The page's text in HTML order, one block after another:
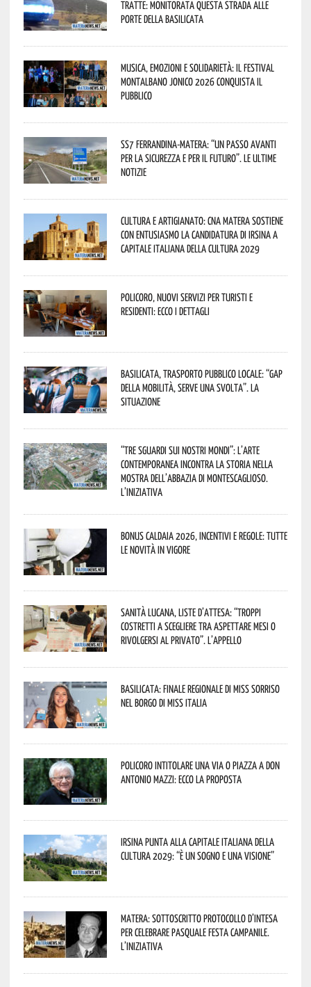
tratte: monitorata questa strada alle
porte della Basilicata
Musica, emozioni e solidarietà: il Festival
Montalbano Jonico 2026 conquista il
pubblico
SS7 Ferrandina-Matera: “Un passo avanti
per la sicurezza e per il futuro”. Le ultime
notizie
Cultura e Artigianato: CNA Matera sostiene
con entusiasmo la candidatura di Irsina a
Capitale Italiana della Cultura 2029
Policoro, nuovi servizi per turisti e
residenti: ecco i dettagli
Basilicata, trasporto pubblico locale: “Gap
della mobilità, serve una svolta”. La
situazione
“Tre Sguardi sui Nostri Mondi”: l’arte
contemporanea incontra la storia nella
mostra dell’Abbazia di Montescaglioso.
L’iniziativa
Bonus caldaia 2026, incentivi e regole: tutte
le novità in vigore
Sanità lucana, liste d’attesa: “Troppi
costretti a scegliere tra aspettare mesi o
rivolgersi al privato”. L’appello
Basilicata: finale regionale di Miss Sorriso
nel borgo di Miss Italia
Policoro intitolare una via o piazza a don
Antonio Mazzi: ecco la proposta
Irsina punta alla Capitale italiana della
Cultura 2029: “È un sogno e una visione”
Matera: sottoscritto protocollo d’intesa
per celebrare Pasquale Festa Campanile.
L’iniziativa